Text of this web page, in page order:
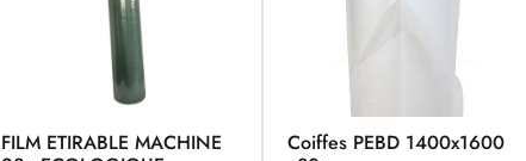
FILM ETIRABLE MACHINE
Coiffes PEBD 1400x1600